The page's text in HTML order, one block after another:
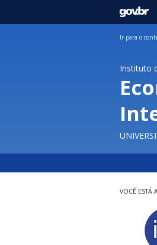
GOVBR
Ir para o
Instituto